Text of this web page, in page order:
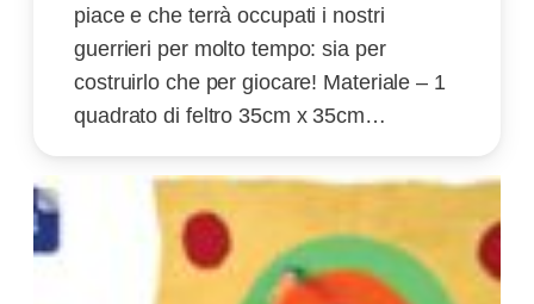
piace e che terrà occupati i nostri
guerrieri per molto tempo: sia per
costruirlo che per giocare! Materiale – 1
quadrato di feltro 35cm x 35cm…